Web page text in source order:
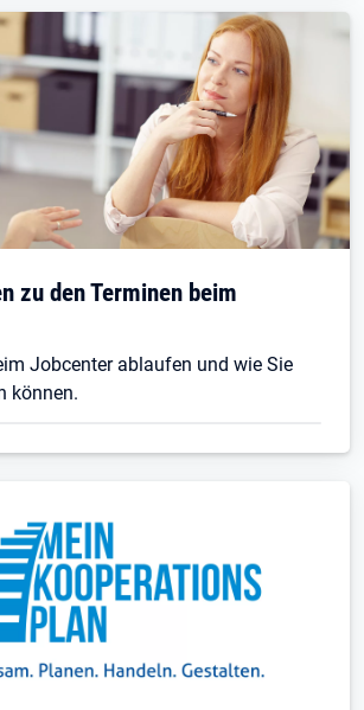
zu den Terminen beim
Jobcenter ablaufen und wie Sie
können.